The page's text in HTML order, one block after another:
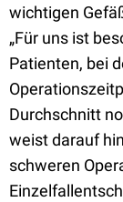
wichtigen
„Für uns ist
Patienten, bei
Durchschnitt
weist darauf
schweren